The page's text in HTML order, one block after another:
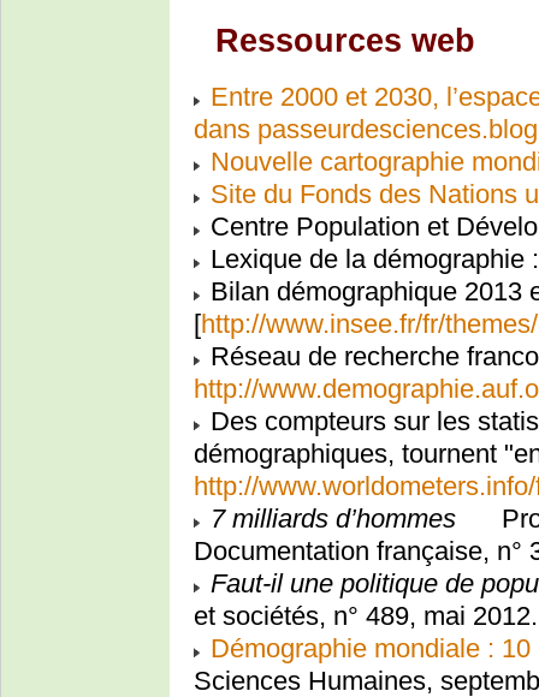
Ressources web
Entre 2000 et 2030,
dans
Nouvelle cartographie
Site du Fonds des Nations
Centre Population et
Lexique de la démographie
Bilan démographique 2013
[http://www.insee.fr/fr/
Réseau de recherche
http://
Des compteurs sur les
démographiques, tournent
http://
7 milliards d’hommes
Documentation française,
Faut-il une politique de
et sociétés, n° 489, mai 2012.
Démographie mondiale : 10
Sciences Humaines,